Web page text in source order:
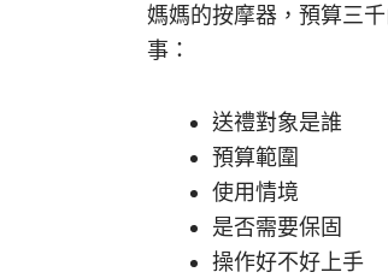
媽媽的按摩器，預算三
事：
送禮對象是誰
預算範圍
使用情境
是否需要保固
操作好不好上手